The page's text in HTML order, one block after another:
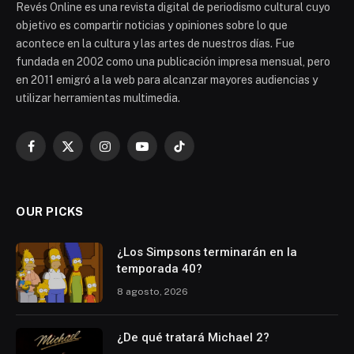
Revés Online es una revista digital de periodismo cultural cuyo
objetivo es compartir noticias y opiniones sobre lo que
acontece en la cultura y las artes de nuestros días. Fue
fundada en 2002 como una publicación impresa mensual, pero
en 2011 emigró a la web para alcanzar mayores audiencias y
utilizar herramientas multimedia.
Facebook
X
InstagramYouTubeTikTok
OUR PICKS
¿Los Simpsons terminarán en la
temporada 40?
8 agosto, 2026
¿De qué tratará Michael 2?